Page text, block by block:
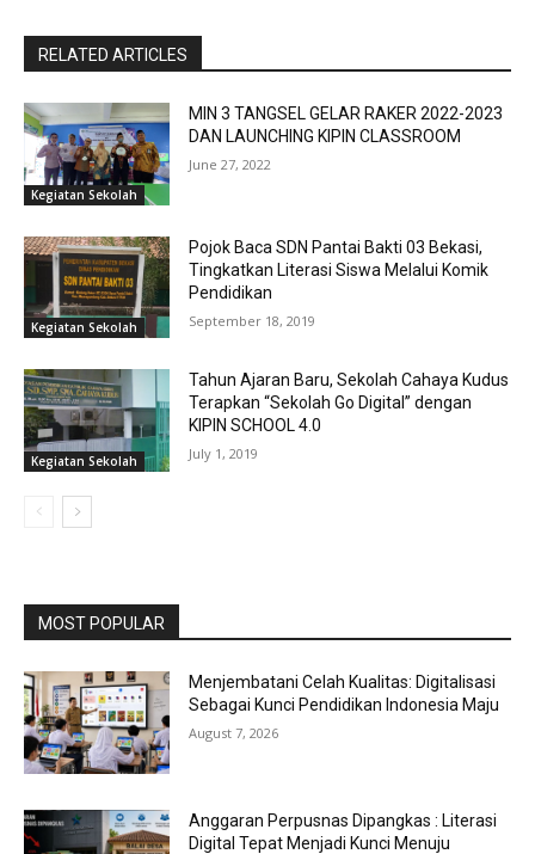
RELATED ARTICLES
Kegiatan Sekolah
MIN 3 TANGSEL GELAR RAKER 2022-2023
DAN LAUNCHING KIPIN CLASSROOM
June 27, 2022
Kegiatan Sekolah
Pojok Baca SDN Pantai Bakti 03 Bekasi,
Tingkatkan Literasi Siswa Melalui Komik
Pendidikan
September 18, 2019
Kegiatan Sekolah
Tahun Ajaran Baru, Sekolah Cahaya Kudus
Terapkan “Sekolah Go Digital” dengan
KIPIN SCHOOL 4.0
July 1, 2019
MOST POPULAR
Menjembatani Celah Kualitas: Digitalisasi
Sebagai Kunci Pendidikan Indonesia Maju
August 7, 2026
Anggaran Perpusnas Dipangkas : Literasi
Digital Tepat Menjadi Kunci Menuju